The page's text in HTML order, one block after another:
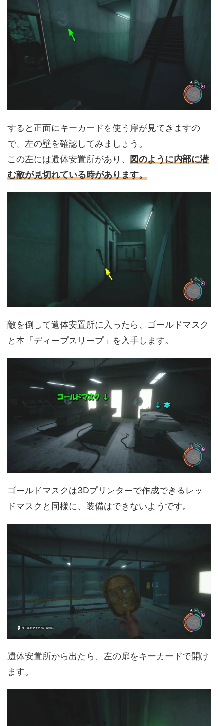
すると正面にキーカードを使う扉が見てきますの
で、左の壁を確認してみましょう。
この左には遺体安置所があり、
図のように内部に潜
む敵が見切れている時があります。
敵を倒して遺体安置所に入ったら、ゴールドマスク
と本「ディープスリープ」を入手します。
ゴールドマスクは3Dプリンターで作成できるレッ
ドマスクと同様に、装備はできないようです。
遺体安置所から出たら、左の扉をキーカードで開け
ます。